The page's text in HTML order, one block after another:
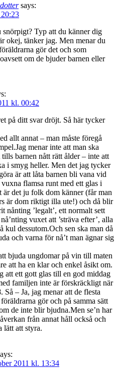
says:
Typ att du känner dig
okej, tänker jag. Men menar du
gör det och som
om de bjuder barnen eller
kl. 00:42
på ditt svar dröjt. Så här tycker
allt annat – man måste föregå
menar inte att man ska
barnen nått rätt ålder – inte att
i smyg heller. Men det jag tycker
är att låta barnen bli vana vid
flamsa runt med ett glas i
är det ju folk dom känner (får man
är dom riktigt illa ute!) och då blir
nånting ’legalt’, ett normalt sett
vuxet att ’sträva efter’, alla
kul dessutom.Och sen ska man då
och varna för nå’t man ägnar sig
bjuda ungdomar på vin till maten
att ha en klar och enkel åsikt om.
att ett gott glas till en god middag
familjen inte är förskräckligt när
Så – Ja, jag menar att de flesta
gör och på samma sätt
de inte blir bjudna.Men se’n har
från annat håll också och
lätt att styra.
2011 kl. 13:34